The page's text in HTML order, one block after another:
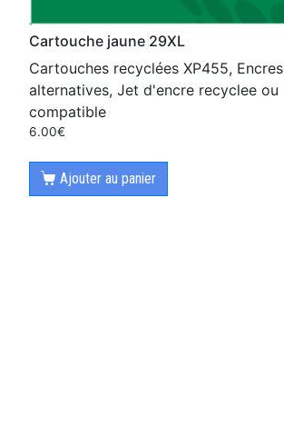
Cartouche jaune 29XL
Cartouches recyclées XP455, Encres
alternatives, Jet d'encre recyclee ou
compatible
6.00€
Ajouter au panier